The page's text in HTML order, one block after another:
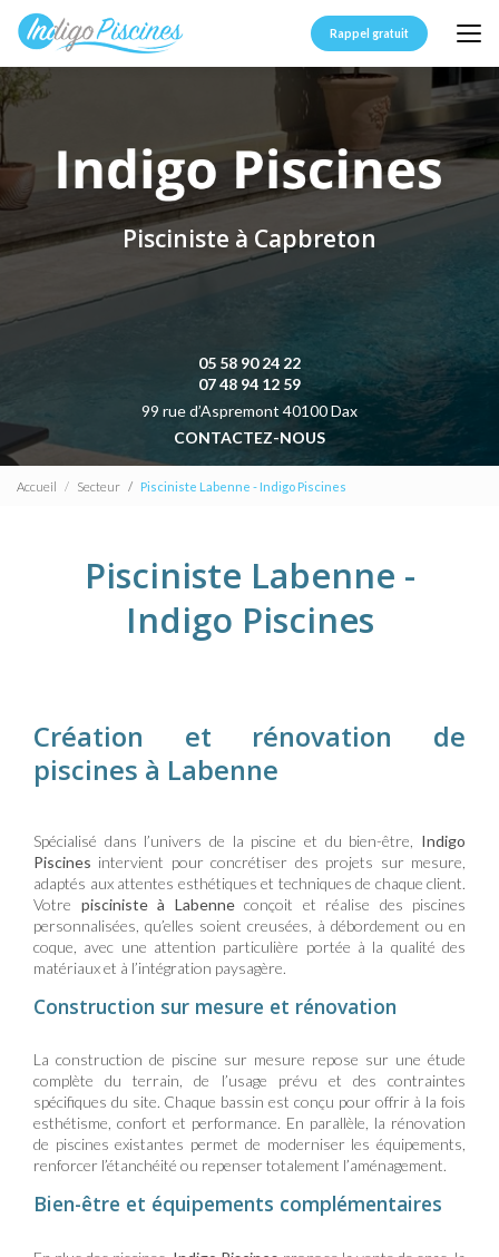
Aller
contenu
principal
Rappel gratuit
Pisciniste à Capbreton
05 58 90 24 22
07 48 94 12 59
99 rue d’Aspremont 40100 Dax
CONTACTEZ-NOUS
Accueil Secteur Pisciniste Labenne - Indigo Piscines
Pisciniste Labenne -
Indigo Piscines
Création et rénovation de
piscines à Labenne
Spécialisé dans l’univers de la piscine et du bien-être, Indigo
Piscines intervient pour concrétiser des projets sur mesure,
adaptés aux attentes esthétiques et techniques de chaque client.
Votre pisciniste à Labenneconçoit et réalise des piscines
personnalisées, qu’elles soient creusées, à débordement ou en
coque, avec une attention particulière portée à la qualité des
matériaux et à l’intégration paysagère.
Construction sur mesure et rénovation
La construction de piscine sur mesure repose sur une étude
complète du terrain, de l’usage prévu et des contraintes
spécifiques du site. Chaque bassin est conçu pour offrir à la fois
esthétisme, confort et performance. En parallèle, la rénovation
de piscines existantes permet de moderniser les équipements,
renforcer l’étanchéité ou repenser totalement l’aménagement.
Bien-être et équipements complémentaires